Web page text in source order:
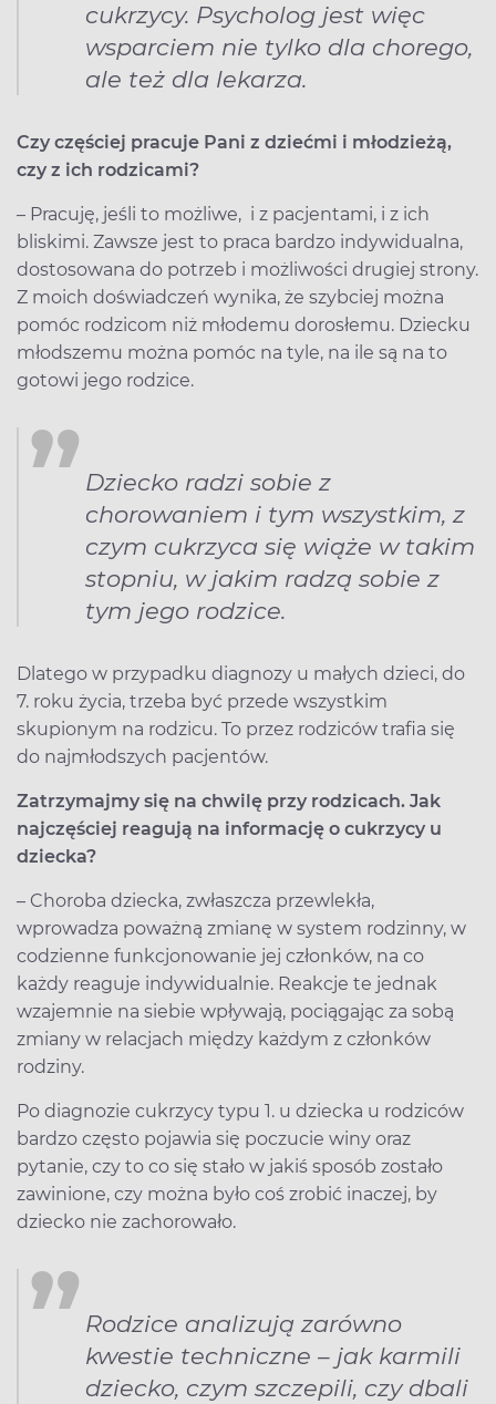
cukrzycy. Psycholog jest więc
wsparciem nie tylko dla chorego,
ale też dla lekarza.
Czy częściej pracuje Pani z dziećmi i młodzieżą,
czy z ich rodzicami?
– Pracuję, jeśli to możliwe, i z pacjentami, i z ich
bliskimi. Zawsze jest to praca bardzo indywidualna,
dostosowana do potrzeb i możliwości drugiej strony.
Z moich doświadczeń wynika, że szybciej można
pomóc rodzicom niż młodemu dorosłemu. Dziecku
młodszemu można pomóc na tyle, na ile są na to
gotowi jego rodzice.
Dziecko radzi sobie z
chorowaniem i tym wszystkim, z
czym cukrzyca się wiąże w takim
stopniu, w jakim radzą sobie z
tym jego rodzice.
Dlatego w przypadku diagnozy u małych dzieci, do
7. roku życia, trzeba być przede wszystkim
skupionym na rodzicu. To przez rodziców trafia się
do najmłodszych pacjentów.
Zatrzymajmy się na chwilę przy rodzicach. Jak
najczęściej reagują na informację o cukrzycy u
dziecka?
– Choroba dziecka, zwłaszcza przewlekła,
wprowadza poważną zmianę w system rodzinny, w
codzienne funkcjonowanie jej członków, na co
każdy reaguje indywidualnie. Reakcje te jednak
wzajemnie na siebie wpływają, pociągając za sobą
zmiany w relacjach między każdym z członków
rodziny.
Po diagnozie cukrzycy typu 1. u dziecka u rodziców
bardzo często pojawia się poczucie winy oraz
pytanie, czy to co się stało w jakiś sposób zostało
zawinione, czy można było coś zrobić inaczej, by
dziecko nie zachorowało.
Rodzice analizują zarówno
kwestie techniczne – jak karmili
dziecko, czym szczepili, czy dbali